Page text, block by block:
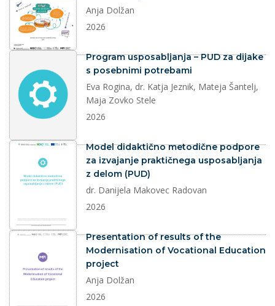
Anja Dolžan
2026
dokument
Program usposabljanja – PUD za dijake
s posebnimi potrebami
Eva Rogina, dr. Katja Jeznik, Mateja Šantelj,
Maja Zovko Stele
2026
dokument
Model didaktično metodične podpore
za izvajanje praktičnega usposabljanja
z delom (PUD)
dr. Danijela Makovec Radovan
2026
dokument
Presentation of results of the
Modernisation of Vocational Education
project
Anja Dolžan
2026